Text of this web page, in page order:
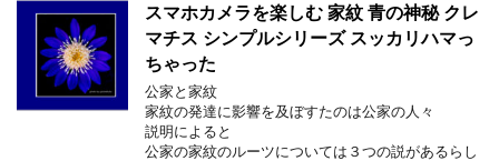
スマホカメラを楽しむ 家紋 青の神秘 クレ
マチス シンプルシリーズ スッカリハマっ
ちゃった
公家と家紋
家紋の発達に影響を及ぼすたのは公家の人々
説明によると
公家の家紋のルーツについては３つの説があるらし